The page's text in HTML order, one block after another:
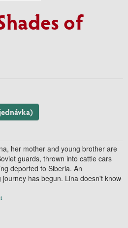
of
her mother and young brother are
guards, thrown into cattle cars
deported to Siberia. An
has begun. Lina doesn't know